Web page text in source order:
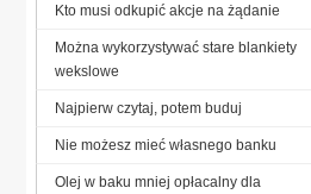
Kto musi odkupić akcje na żądanie
Można wykorzystywać stare blankiety
wekslowe
Najpierw czytaj, potem buduj
Nie możesz mieć własnego banku
Olej w baku mniej opłacalny dla